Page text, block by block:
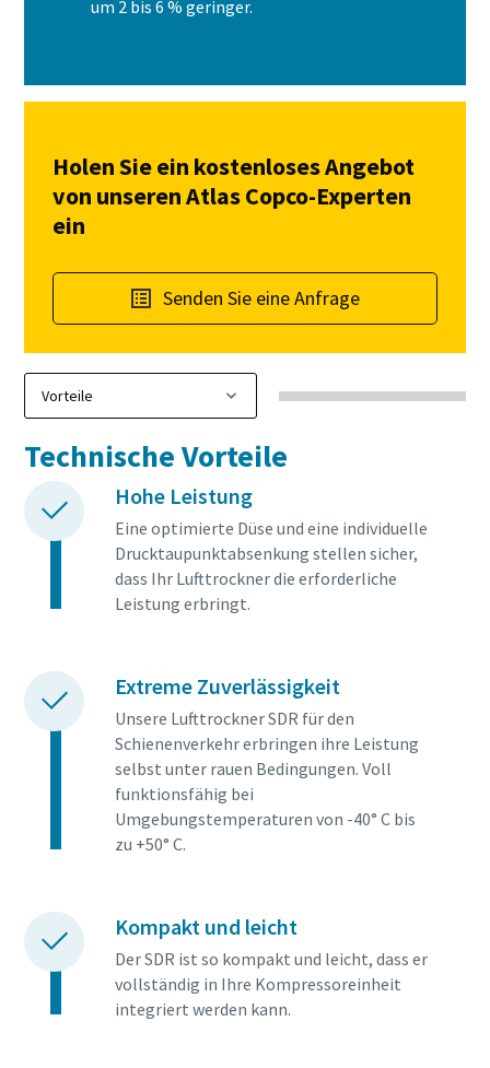
um 2 bis 6 % geringer.
Holen Sie ein kostenloses Angebot
von unseren Atlas Copco-Experten
ein
Senden Sie eine Anfrage
Technische Vorteile
Hohe Leistung
Eine optimierte Düse und eine individuelle
Drucktaupunktabsenkung stellen sicher,
dass Ihr Lufttrockner die erforderliche
Leistung erbringt.
Extreme Zuverlässigkeit
Unsere Lufttrockner SDR für den
Schienenverkehr erbringen ihre Leistung
selbst unter rauen Bedingungen. Voll
funktionsfähig bei
Umgebungstemperaturen von -40° C bis
zu +50° C.
Kompakt und leicht
Der SDR ist so kompakt und leicht, dass er
vollständig in Ihre Kompressoreinheit
integriert werden kann.